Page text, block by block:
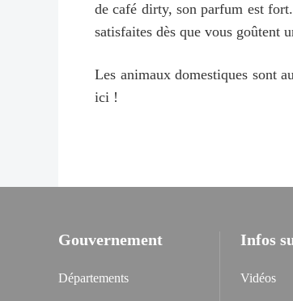
de café dirty, son parfum est
satisfaites dès que vous goûtent
Les animaux domestiques sont
ici !
Gouvernement
Départements
Infos
Vidéos